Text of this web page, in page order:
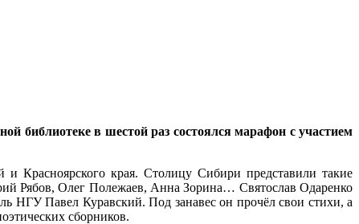
библиотеке в шестой раз состоялся марафон с участием
Красноярского края. Столицу Сибири представили такие
Рябов, Олег Полежаев, Анна Зорина… Святослав Одаренко
НГУ Павел Куравский. Под занавес он прочёл свои стихи, а
сборников.